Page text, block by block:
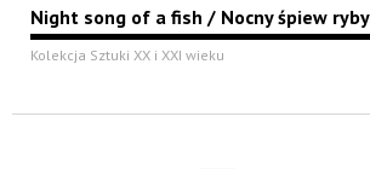
Night song of a fish / Nocny śpiew ryby
Kolekcja Sztuki XX i XXI wieku